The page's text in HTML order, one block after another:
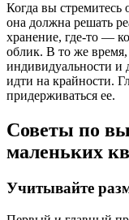
Когда вы стремитесь
она должна решать
хранение, где-то —
облик. В то же
индивидуальности и
идти на крайности.
придерживаться ее.
Советы по
маленьких
Учитывайте